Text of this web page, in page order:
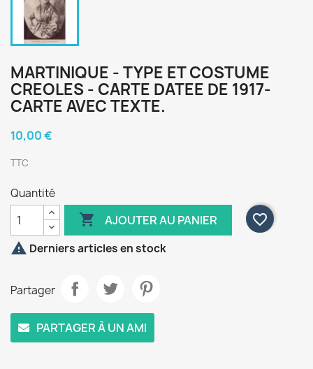
MARTINIQUE - TYPE ET COSTUME
CREOLES - CARTE DATEE DE 1917-
CARTE AVEC TEXTE.
10,00 €
TTC
Quantité
 AJOUTER AU PANIER
favorite_border
 Derniers articles en stock
Partager
PARTAGER À UN AMI